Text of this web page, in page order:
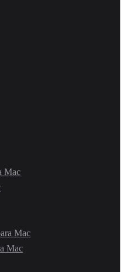
Mac
Mac
Mac